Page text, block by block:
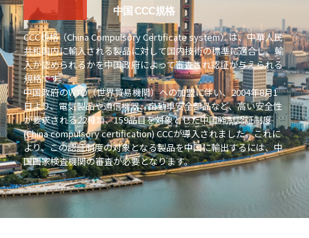
中国 CCC規格
CCC規格（China Compulsory Certificate system）は、中華人民
共和国内に輸入される製品に対して国内技術の標準に適合し、輸
入が認められるかを中国政府によって審査され認証が与えられる
規格です。
中国政府のWTO（世界貿易機関）への加盟に伴い、2004年8月1
日より、電気製品や通信機器、自動車安全部品など、高い安全性
が要求される22種類、159品目を対象とした中国強制認証制度
(China compulsory certification) CCCが導入されました。これに
より、この認証制度の対象となる製品を中国に輸出するには、中
国国家検査機関の審査が必要となります。